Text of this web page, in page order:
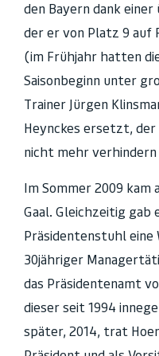
den Bayern dank
der er von Platz 9 auf
(im Frühjahr hatten
Saisonbeginn unter
Trainer Jürgen
Heynckes ersetzt,
nicht mehr
Im Sommer 2009 kam
Gaal. Gleichzeitig gab
Präsidentenstuhl eine
30jähriger
das Präsidentenamt
dieser seit 1994
später, 2014, trat